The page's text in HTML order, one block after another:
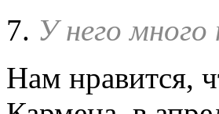
7. У него много
Нам нравится,